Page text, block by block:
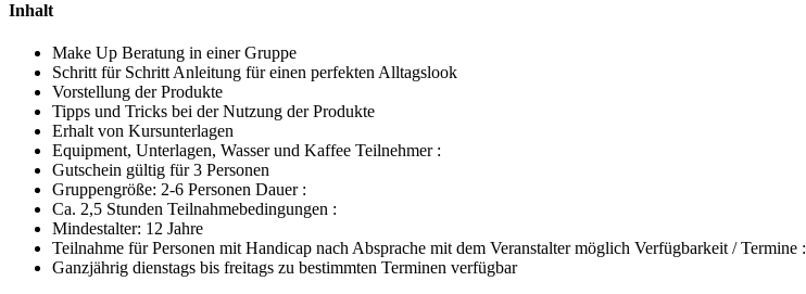
Inhalt
Make Up Beratung in einer Gruppe
Schritt für Schritt Anleitung für einen perfekten Alltagslook
Vorstellung der Produkte
Tipps und Tricks bei der Nutzung der Produkte
Erhalt von Kursunterlagen
Equipment, Unterlagen, Wasser und Kaffee Teilnehmer :
Gutschein gültig für 3 Personen
Gruppengröße: 2-6 Personen Dauer :
Ca. 2,5 Stunden Teilnahmebedingungen :
Mindestalter: 12 Jahre
Teilnahme für Personen mit Handicap nach Absprache mit dem Veranstalter möglich Verfügbarkeit / Termine :
Ganzjährig dienstags bis freitags zu bestimmten Terminen verfügbar